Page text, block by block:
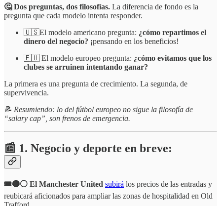
🤔 Dos preguntas, dos filosofías. La diferencia de fondo es la
pregunta que cada modelo intenta responder.
🇺🇸El modelo americano pregunta: ¿cómo repartimos el
dinero del negocio? ¡pensando en los beneficios!
🇪🇺 El modelo europeo pregunta: ¿cómo evitamos que los
clubes se arruinen intentando ganar?
La primera es una pregunta de crecimiento. La segunda, de
supervivencia.
📝 Resumiendo: lo del fútbol europeo no sigue la filosofía de
“salary cap”, son frenos de emergencia.
📰 1. Negocio y deporte en breve:
🎟️🔴⚪️ El Manchester United subirá los precios de las entradas y
reubicará aficionados para ampliar las zonas de hospitalidad en Old